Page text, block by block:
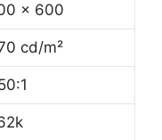
x 600
cd/m²